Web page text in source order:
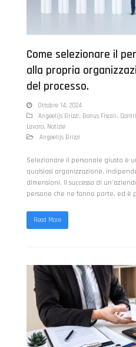
Come selezionare il
alla propria
del processo.
Ottobre 14, 2024
Angeelijs Brizzi, Bonus Fiscali,
Lavoro, Notizie
Angeelijs Brizzi
Selezionare il personale giusto è
qualsiasi organizzazione,
dimensioni. Il successo di
persone che ne fanno parte, ed è
Read More